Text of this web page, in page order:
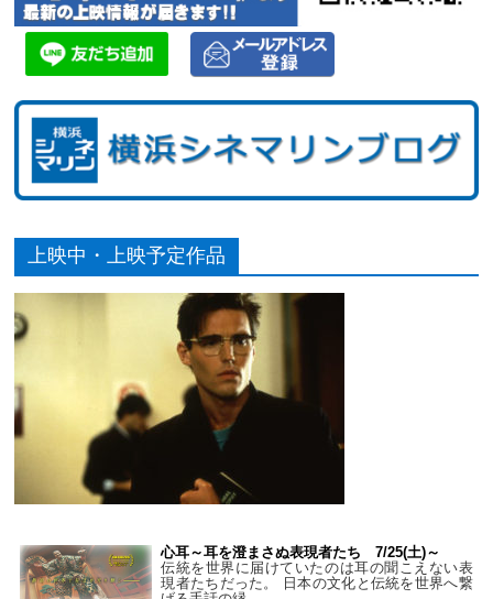
上映中・上映予定作品
心耳～耳を澄まさぬ表現者たち 7/25(土)～
伝統を世界に届けていたのは耳の聞こえない表
現者たちだった。 日本の文化と伝統を世界へ繋